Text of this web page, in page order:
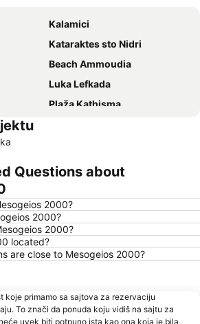
Kalamici
Kataraktes sto Nidri
Beach Ammoudia
Luka Lefkada
Plaža Kathisma
Arillas Beach
Plaža Kavos
Perigiali
Alonaki
Plava laguna
Gyra
Questions about
2000?
2000?
2000?
located?
are close to Mesogeios 2000?
koje primamo sa sajtova za rezervaciju
To znači da ponuda koju vidiš na sajtu za
uvek biti potpuno ista kao ona koja je bila